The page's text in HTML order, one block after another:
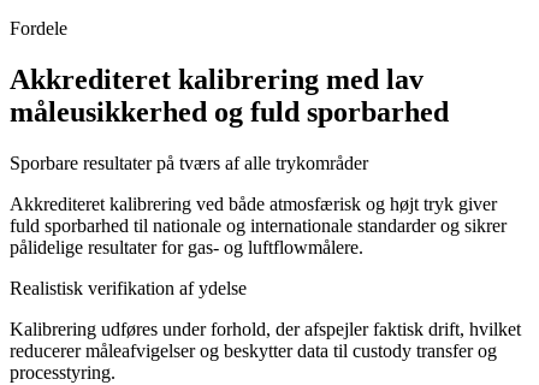
Fordele
Akkrediteret kalibrering med lav
måleusikkerhed og fuld sporbarhed
Sporbare resultater på tværs af alle trykområder
Akkrediteret kalibrering ved både atmosfærisk og højt tryk giver
fuld sporbarhed til nationale og internationale standarder og sikrer
pålidelige resultater for gas- og luftflowmålere.
Realistisk verifikation af ydelse
Kalibrering udføres under forhold, der afspejler faktisk drift, hvilket
reducerer måleafvigelser og beskytter data til custody transfer og
processtyring.